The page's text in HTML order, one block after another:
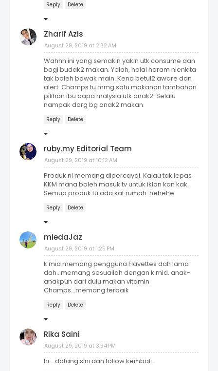
Reply Delete
Zharif Azis
August 29, 2019 at 2:32 AM
Wahhh ini yang semakin yakin utk consume dan
bagi budak2 makan. Yelah, halal haram nienkita
tak boleh bawak main. Kena betul2 aware dan
alert. Champs tu mmg satu makanan tambahan
pilihan ibu bapa malysia utk anak2. Selalu
nampak dorg bg anak2 makan
Reply Delete
ruby.my Editorial Team
August 29, 2019 at 10:12 AM
Produk ni memang dipercayai. Kalau tak lepas
KKM mana boleh masuk tv untuk iklan kan kak.
Semua produk tu ada kat rumah. hehehe
Reply Delete
miedaJaz
August 29, 2019 at 1:25 PM
k mid memang pengguna Flavettes dah lama
dah...memang sesuailah dengan k mid. anak-
anakpun dari dulu makan vitamin
Champs...memang terbaik
Reply Delete
Rika Saini
August 29, 2019 at 3:34 PM
hi... datang sini dan follow kembali..